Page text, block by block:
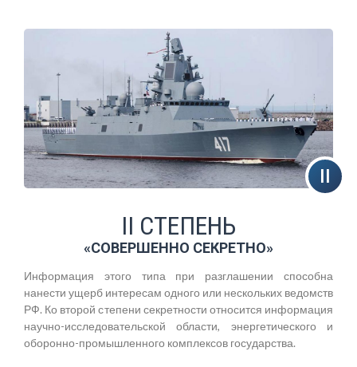
II СТЕПЕНЬ
«СОВЕРШЕННО СЕКРЕТНО»
Информация этого типа при разглашении способна
нанести ущерб интересам одного или нескольких ведомств
РФ. Ко второй степени секретности относится информация
научно-исследовательской области, энергетического и
оборонно-промышленного комплексов государства.